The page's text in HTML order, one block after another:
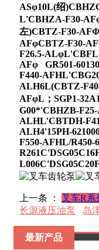
ASφ10L(绍
L'CBHZA-F30-
左)CBTZ-F30-
AFφCBTZ-F30-
F26.5-
AFφ GR501-
F440-
ALH6L(CBTZ-
AFφL；SGP1-
G00*'CBHZB-F25-
ALHL'CBTDH-
ALH4'15PH-
F550-AFHL/R450-
上一条 ： 叉车R系
长源液压油泵
岛
最新产品